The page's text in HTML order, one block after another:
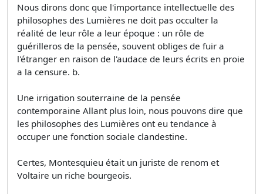
Nous dirons donc que l'importance intellectuelle des
philosophes des Lumières ne doit pas occulter la
réalité de leur rôle a leur époque : un rôle de
guérilleros de la pensée, souvent obliges de fuir a
l'étranger en raison de l'audace de leurs écrits en proie
a la censure. b.
Une irrigation souterraine de la pensée
contemporaine Allant plus loin, nous pouvons dire que
les philosophes des Lumières ont eu tendance à
occuper une fonction sociale clandestine.
Certes, Montesquieu était un juriste de renom et
Voltaire un riche bourgeois.